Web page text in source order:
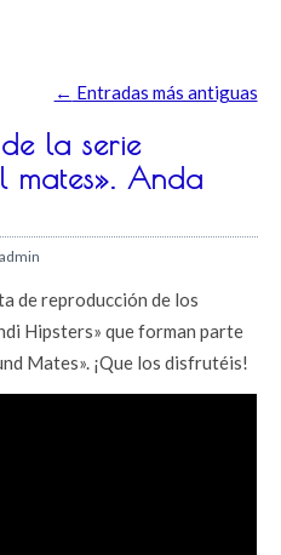
← Entradas más antiguas
la serie
mates». Anda
admin
de reproducción de los
Hipsters» que forman parte
Mates». ¡Que los disfrutéis!